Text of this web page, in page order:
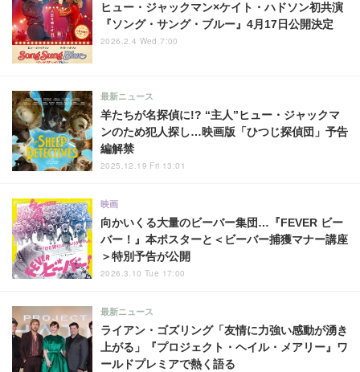
ヒュー・ジャックマン×ケイト・ハドソン初共演
『ソング・サング・ブルー』4月17日公開決定
2026.2.4 Wed 7:00
羊たちが名探偵に!? “主人”ヒュー・ジャックマ
ンのため犯人探し…映画版「ひつじ探偵団」予告
編解禁
最新ニュース
2025.12.19 Fri 13:01
向かいくる大量のビーバー集団…『FEVER ビー
バー！』本ポスターと＜ビーバー捕獲マナー講座
＞特別予告が公開
映画
2026.3.10 Tue 17:00
ライアン・ゴズリング「友情に力強い感動が湧き
上がる」『プロジェクト・ヘイル・メアリー』ワ
ールドプレミアで熱く語る
最新ニュース